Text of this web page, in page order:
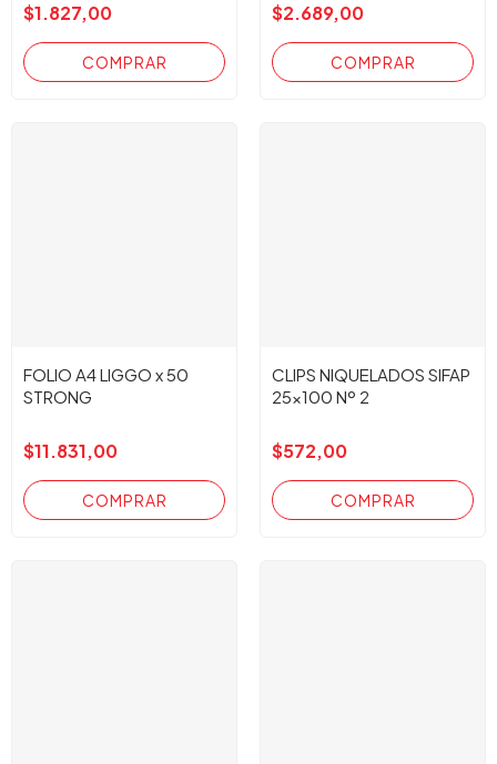
$1.827,00 $2.689,00
FOLIO A4 LIGGO x 50
STRONG
$11.831,00
CLIPS NIQUELADOS SIFAP
25x100 Nº 2
$572,00